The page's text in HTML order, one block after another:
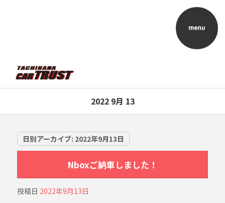
2022 9月 13
日別アーカイブ: 2022年9月13日
Nboxご納車しました！
投稿日 2022年9月13日